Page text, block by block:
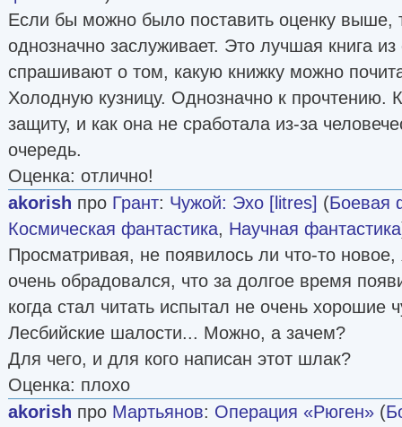
Если бы можно было поставить оценку выше,
однозначно заслуживает. Это лучшая книга
спрашивают о том, какую книжку можно
Холодную кузницу. Однозначно к прочтению.
защиту, и как она не сработала из-за
очередь.
Оценка: отлично!
akorish про Грант: Чужой: Эхо [litres] (Боевая
Космическая фантастика, Научная фантастика
Просматривая, не появилось ли что-то новое,
очень обрадовался, что за долгое время
когда стал читать испытал не очень хорошие
Лесбийские шалости... Можно, а зачем?
Для чего, и для кого написан этот шлак?
Оценка: плохо
akorish про Мартьянов: Операция «Рюген» (